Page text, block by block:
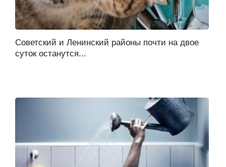
Советский и Ленинский районы почти на двое
суток останутся...